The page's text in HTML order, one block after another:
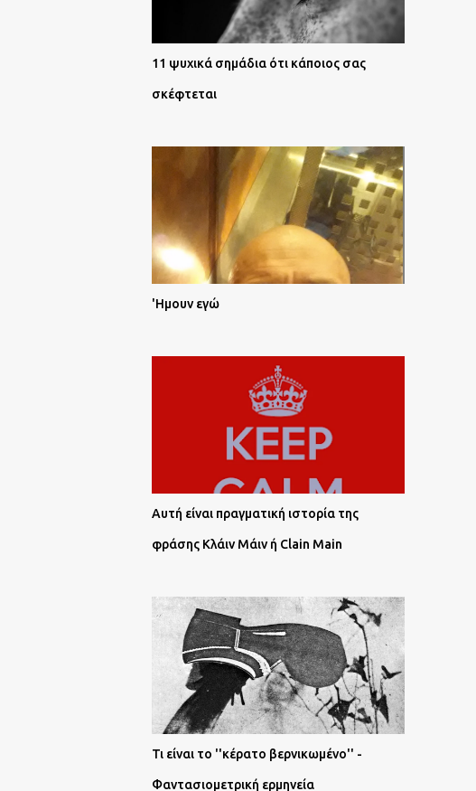
11 ψυχικά σημάδια ότι κάποιος σας
σκέφτεται
'Ημουν εγώ
Αυτή είναι πραγματική ιστορία της
φράσης Κλάιν Μάιν ή Clain Main
Τι είναι το ''κέρατο βερνικωμένο'' -
Φαντασιομετρική ερμηνεία